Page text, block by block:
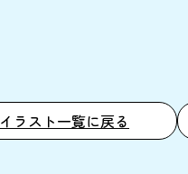
イラスト一覧に戻る